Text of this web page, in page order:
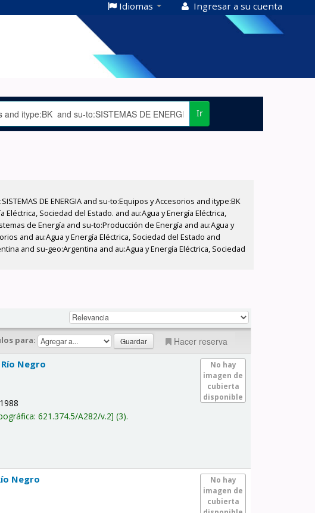
Idiomas Ingresar a su cuenta
Ir
DE ENERGIA and su-to:Equipos y Accesorios and itype:BK
Sociedad del Estado. and au:Agua y Energía Eléctrica,
de Energía and su-to:Producción de Energía and au:Agua y
and au:Agua y Energía Eléctrica, Sociedad del Estado and
and su-geo:Argentina and au:Agua y Energía Eléctrica, Sociedad
para: Hacer reserva
No hay
imagen de
cubierta
disponible
Río Negro
621.374.5/A282/v.2 (3).
No hay
imagen de
cubierta
Negro